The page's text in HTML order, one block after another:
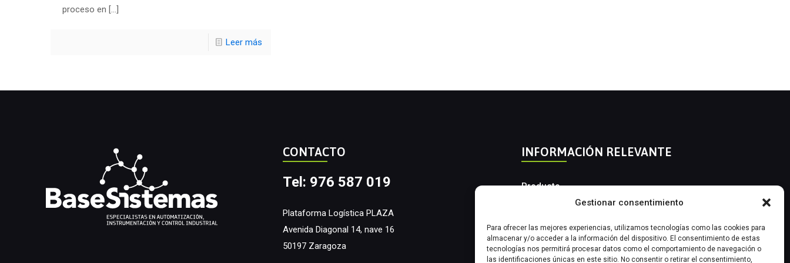
Gestionar consentimiento
Para ofrecer las mejores experiencias, utilizamos tecnologías como las cookies para
almacenar y/o acceder a la información del dispositivo. El consentimiento de estas
tecnologías nos permitirá procesar datos como el comportamiento de navegación o
las identificaciones únicas en este sitio. No consentir o retirar el consentimiento,
proceso en […]
Leer más
CONTACTO
Tel: 976 587 019
Plataforma Logística PLAZA
Avenida Diagonal 14, nave 16
50197 Zaragoza
INFORMACIÓN RELEVANTE
Producto
Instrumentación Industrial